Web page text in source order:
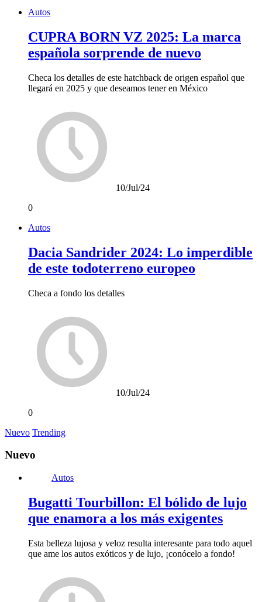
Autos
CUPRA BORN VZ 2025: La marca
española sorprende de nuevo
Checa los detalles de este hatchback de origen español que
llegará en 2025 y que deseamos tener en México
10/Jul/24
0
Autos
Dacia Sandrider 2024: Lo imperdible
de este todoterreno europeo
Checa a fondo los detalles
10/Jul/24
0
Nuevo Trending
Nuevo
Autos
Bugatti Tourbillon: El bólido de lujo
que enamora a los más exigentes
Esta belleza lujosa y veloz resulta interesante para todo aquel
que ame los autos exóticos y de lujo, ¡conócelo a fondo!